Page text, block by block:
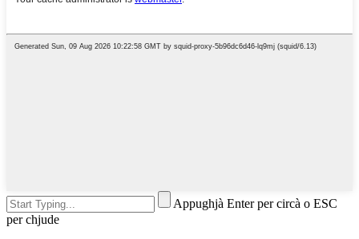
Appughjà Enter per circà o ESC
per chjude